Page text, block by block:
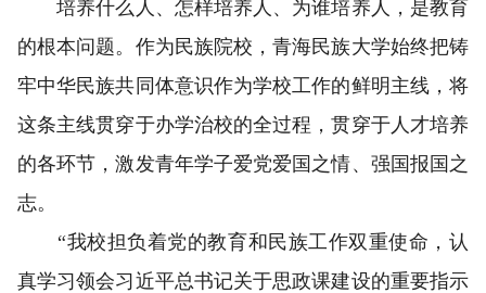
培养什么人、怎样培养人、为谁培养人，是教育
的根本问题。作为民族院校，青海民族大学始终把铸
牢中华民族共同体意识作为学校工作的鲜明主线，将
这条主线贯穿于办学治校的全过程，贯穿于人才培养
的各环节，激发青年学子爱党爱国之情、强国报国之
志。
“我校担负着党的教育和民族工作双重使命，认
真学习领会习近平总书记关于思政课建设的重要指示